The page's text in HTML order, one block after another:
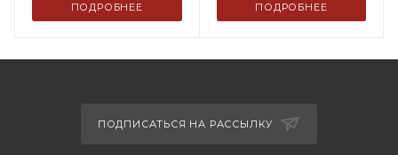
ПОДРОБНЕЕ ПОДРОБНЕЕ
ПОДПИСАТЬСЯ НА РАССЫЛКУ